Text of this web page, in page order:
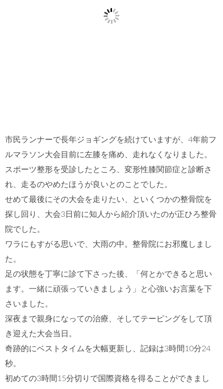
市民ランナーで長年ジョギングを続けていますが、4年前フ
ルマラソン大会目前に左膝を痛め、走れなくなりました。
スポーツ整形を受診したところ、変形性膝関節症と診断さ
れ、走るのやめたほうが良いとのことでした。
せめて最後にその大会を走りたい、といくつかの整骨院を
探し回り、大会3日前に知人から紹介頂いたのが正ひろ整骨
院でした。
ワラにもすがる思いで、大雨の中。整骨院にお邪魔しまし
た。
足の状態を丁寧に診て下さった後、「何とかできると思い
ます。一緒に頑張っていきましょう」と心強いお言葉を下
さいました。
深夜まで親身になっての治療、そしてテーピングをして頂
き迎えた大会当日。
奇跡的にベストタイムを大幅更新し、記録は3時間10分24
秒。
初めての3時間15分切りで国際資格を得ることができまし